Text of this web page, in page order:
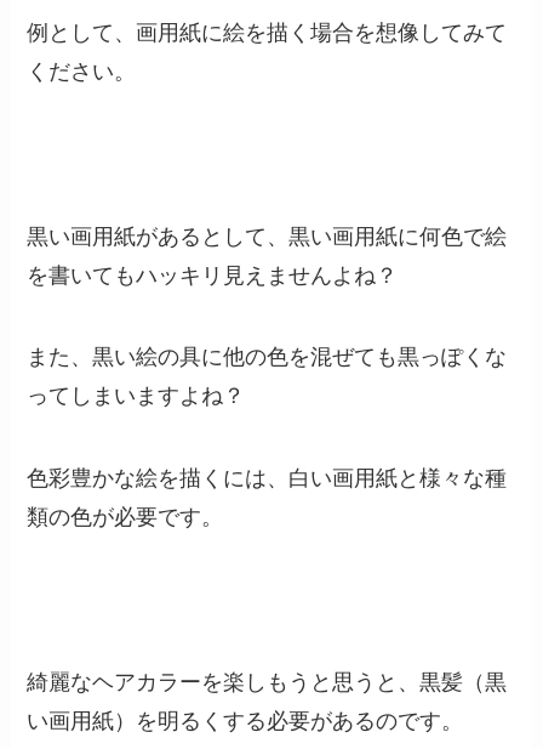
例として、画用紙に絵を描く場合を想像してみて
ください。
黒い画用紙があるとして、黒い画用紙に何色で絵
を書いてもハッキリ見えませんよね？
また、黒い絵の具に他の色を混ぜても黒っぽくな
ってしまいますよね？
色彩豊かな絵を描くには、白い画用紙と様々な種
類の色が必要です。
綺麗なヘアカラーを楽しもうと思うと、黒髪（黒
い画用紙）を明るくする必要があるのです。